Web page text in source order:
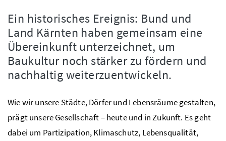
Ein historisches Ereignis: Bund und
Land Kärnten haben gemeinsam eine
Übereinkunft unterzeichnet, um
Baukultur noch stärker zu fördern und
nachhaltig weiterzuentwickeln.
Wie wir unsere Städte, Dörfer und Lebensräume gestalten,
prägt unsere Gesellschaft – heute und in Zukunft. Es geht
dabei um Partizipation, Klimaschutz, Lebensqualität,